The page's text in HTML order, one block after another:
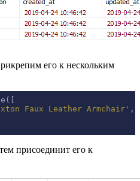
его к нескольким
Faux Leather Armchair' ,
присоединит его к